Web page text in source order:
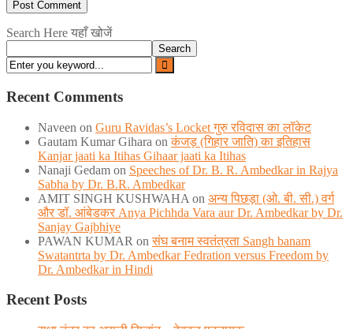
Search Here यहाँ खोजें
Search
Recent Comments
Naveen on Guru Ravidas’s Locket गुरु रविदास का लॉकेट
Gautam Kumar Gihara onकंजड़ (गिहार जाति) का इतिहास
Kanjar jaati ka Itihas Gihaar jaati ka Itihas
Nanaji Gedam on Speeches of Dr. B. R. Ambedkar in Rajya
Sabha by Dr. B.R. Ambedkar
AMIT SINGH KUSHWAHA on अन्य पिछड़ा (ओ. बी. सी.) वर्ग
और डॉ. आंबेडकर Anya Pichhda Vara aur Dr. Ambedkar by Dr.
Sanjay Gajbhiye
PAWAN KUMAR onसंघ बनाम स्वतंत्रता Sangh banam
Swatantrta by Dr. Ambedkar Fedration versus Freedom by
Dr. Ambedkar in Hindi
Recent Posts